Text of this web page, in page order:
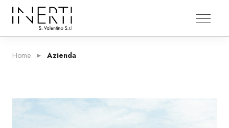
Siti Operativi
Home Azienda